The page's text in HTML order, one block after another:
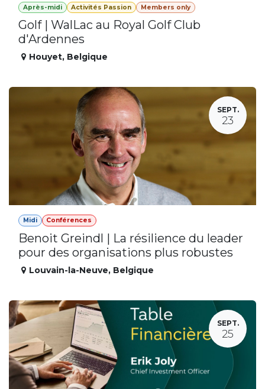
Après-midi Activités Passion Members only
Golf | WalLac au Royal Golf Club
d'Ardennes
Houyet, Belgique
SEPT.
23
Midi Conférences
Benoit Greindl | La résilience du leader
pour des organisations plus robustes
Louvain-la-Neuve, Belgique
SEPT.
25